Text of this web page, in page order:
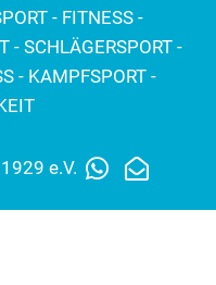
- FITNESS -
- SCHLÄGERSPORT -
- KAMPFSPORT -
e.V.